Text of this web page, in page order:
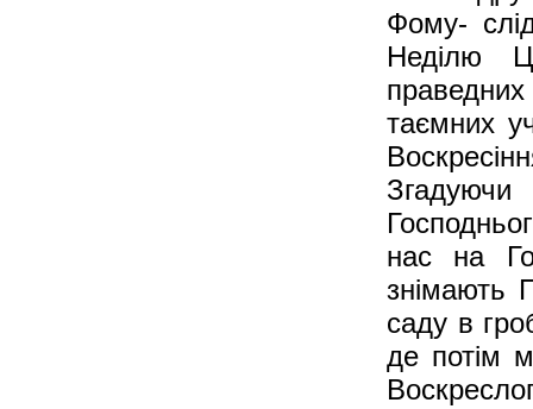
Фому-
Неділю
таємних
нас на
знімають
саду в
де потім